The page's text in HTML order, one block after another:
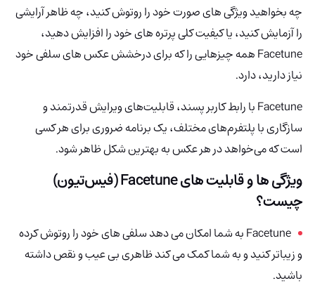
چه بخواهید ویژگی های صورت خود را روتوش کنید، چه ظاهر آرایشی
را آزمایش کنید، یا کیفیت کلی پرتره های خود را افزایش دهید،
Facetune همه چیزهایی را که برای درخشش عکس های سلفی خود
نیاز دارید، دارد.
Facetune با رابط کاربر پسند، قابلیت‌های ویرایش قدرتمند و
سازگاری با پلتفرم‌های مختلف، یک برنامه ضروری برای هر کسی
است که می‌خواهد در هر عکس به بهترین شکل ظاهر شود.
ویژگی ها و قابلیت های Facetune (فیس‌تیون)
چیست؟
Facetune به شما امکان می دهد سلفی های خود را روتوش کرده
و زیباتر کنید و به شما کمک می کند ظاهری بی عیب و نقص داشته
باشید.